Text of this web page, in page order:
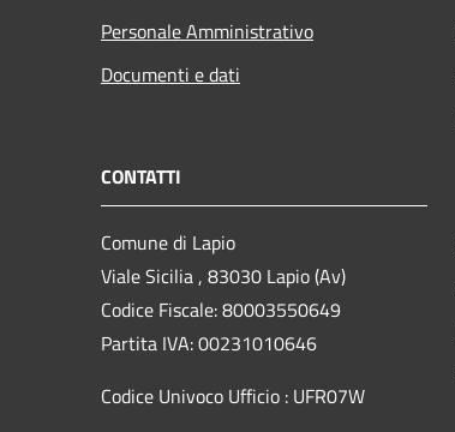
Personale Amministrativo
Documenti e dati
CONTATTI
Comune di Lapio
Viale Sicilia , 83030 Lapio (Av)
Codice Fiscale: 80003550649
Partita IVA: 00231010646
Codice Univoco Ufficio : UFR07W